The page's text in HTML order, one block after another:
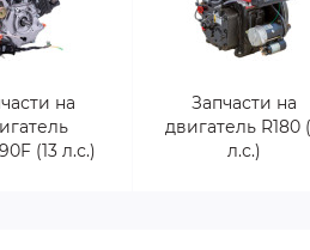
на
(13 л.с.)
Запчасти на
двигатель R180
л.с.)